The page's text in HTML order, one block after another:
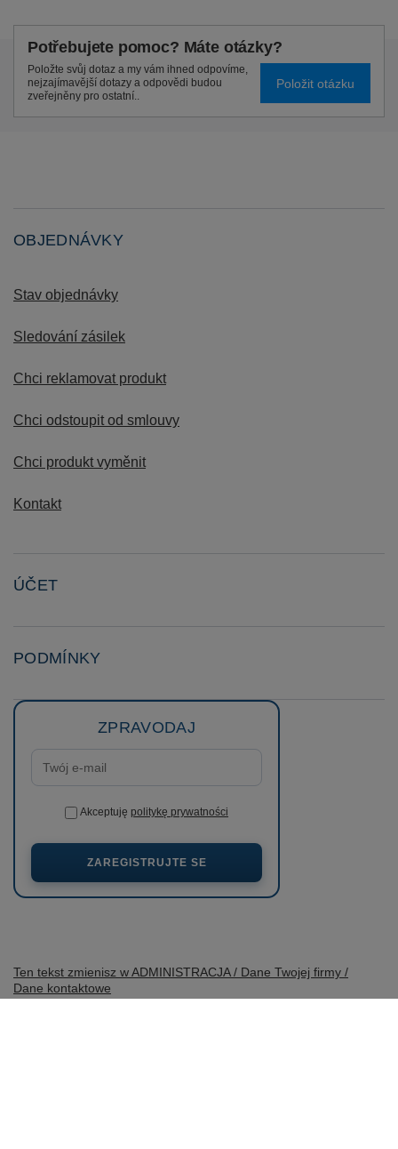
Potřebujete pomoc? Máte otázky?
Položte svůj dotaz a my vám ihned odpovíme,
nejzajímavější dotazy a odpovědi budou
zveřejněny pro ostatní..
Položit otázku
OBJEDNÁVKY
Stav objednávky
Sledování zásilek
Chci reklamovat produkt
Chci odstoupit od smlouvy
Chci produkt vyměnit
Kontakt
ÚČET
PODMÍNKY
ZPRAVODAJ
Akceptuję politykę prywatności
ZAREGISTRUJTE SE
Ten tekst zmienisz w ADMINISTRACJA / Dane Twojej firmy /
Dane kontaktowe